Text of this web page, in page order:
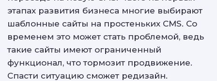
этапах развития бизнеса многие выбирают
шаблонные сайты на простеньких CMS. Со
временем это может стать проблемой, ведь
такие сайты имеют ограниченный
функционал, что тормозит продвижение.
Спасти ситуацию сможет редизайн.